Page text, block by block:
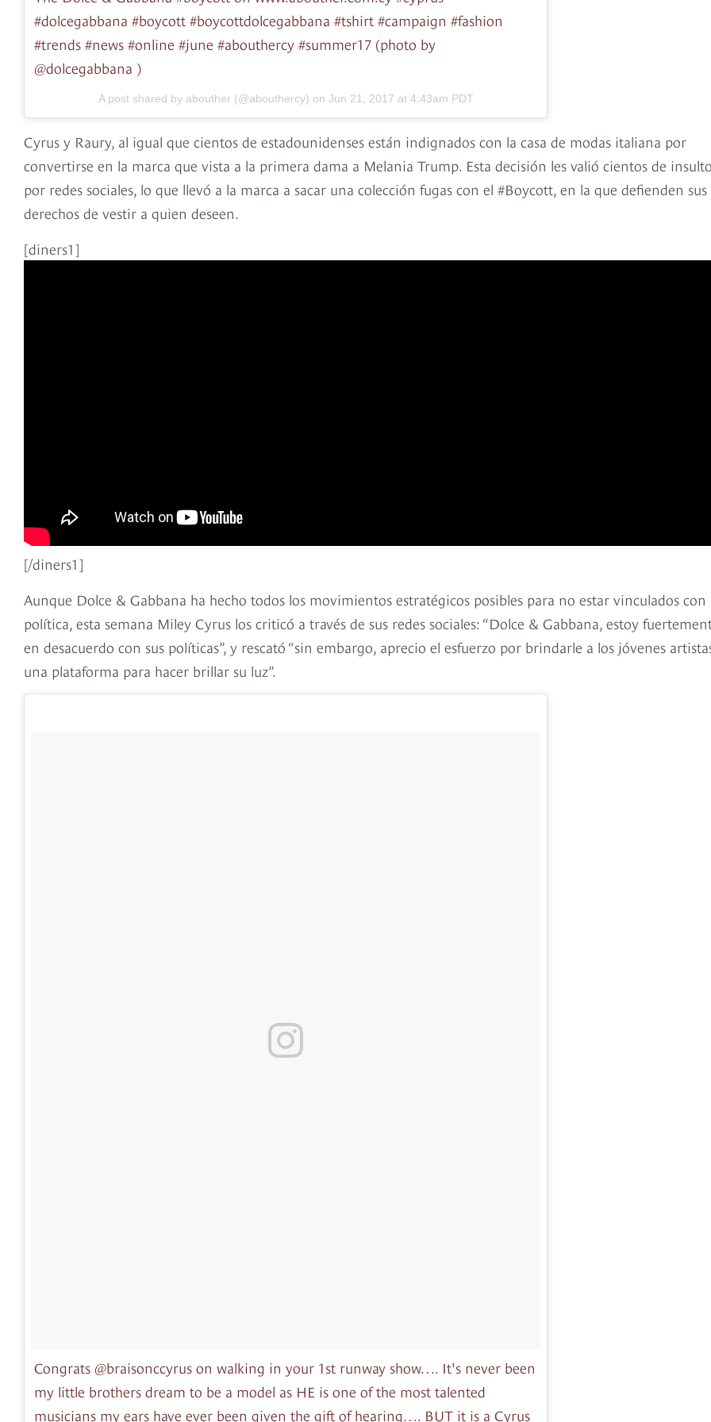
#dolcegabbana #boycott #boycottdolcegabbana #tshirt #campaign #fashion
#trends #news #online #june #abouthercy #summer17 (photo by
@dolcegabbana )
A post shared by abouther (@abouthercy) on Jun 21, 2017 at 4:43am PDT
Cyrus y Raury, al igual que cientos de estadounidenses están indignados con la casa de modas italiana por
convertirse en la marca que vista a la primera dama a Melania Trump. Esta decisión les valió cientos de
por redes sociales, lo que llevó a la marca a sacar una colección fugas con el #Boycott, en la que defienden sus
derechos de vestir a quien deseen.
[diners1]
[/diners1]
Aunque Dolce & Gabbana ha hecho todos los movimientos estratégicos posibles para no estar vinculados con
política, esta semana Miley Cyrus los criticó a través de sus redes sociales: “Dolce & Gabbana, estoy
en desacuerdo con sus políticas”, y rescató “sin embargo, aprecio el esfuerzo por brindarle a los jóvenes
una plataforma para hacer brillar su luz”.
Congrats @braisonccyrus on walking in your 1st runway show…. It's never been
my little brothers dream to be a model as HE is one of the most talented
musicians my ears have ever been given the gift of hearing…. BUT it is a Cyrus